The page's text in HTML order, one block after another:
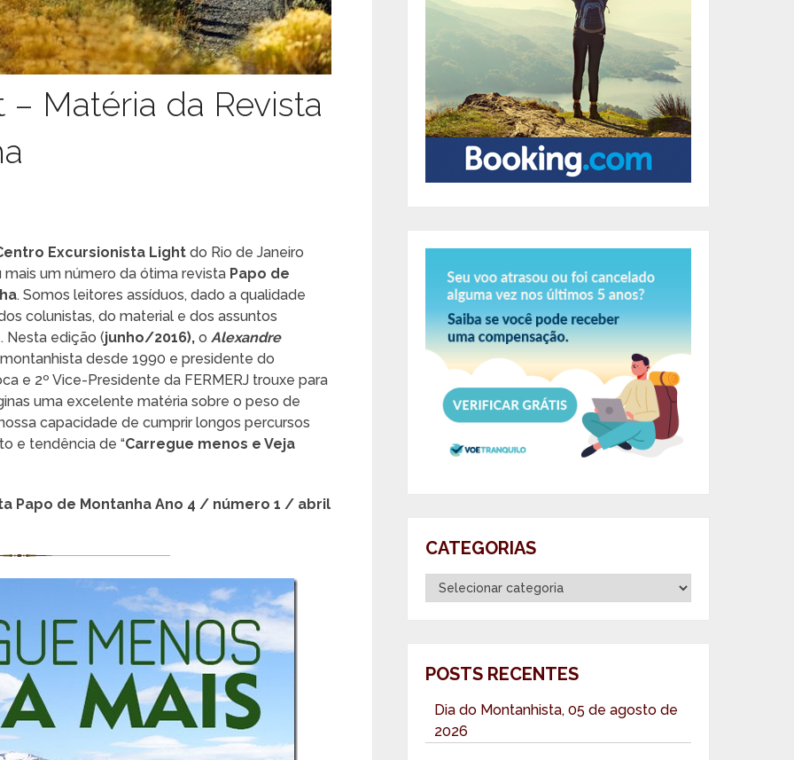
Matéria da Revista
Excursionista Light do Rio de Janeiro
mais um número da ótima revista Papo de
. Somos leitores assíduos, dado a qualidade
colunistas, do material e dos assuntos
Nesta edição (junho/2016), o Alexandre
desde 1990 e presidente do
e 2º Vice-Presidente da FERMERJ trouxe para
uma excelente matéria sobre o peso de
capacidade de cumprir longos percursos
e tendência de “Carregue menos e Veja
Papo de Montanha Ano 4 / número 1 / abril
CATEGORIAS
Categorias
POSTS RECENTES
Dia do Montanhista, 05 de agosto de
2026